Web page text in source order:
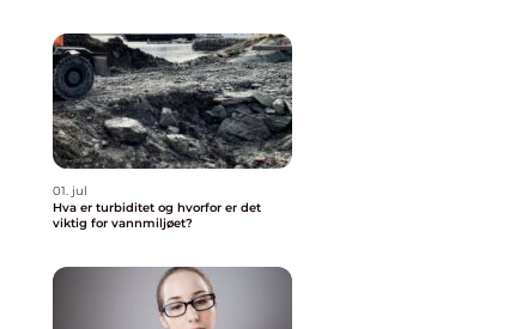
01. jul
Hva er turbiditet og hvorfor er det
viktig for vannmiljøet?